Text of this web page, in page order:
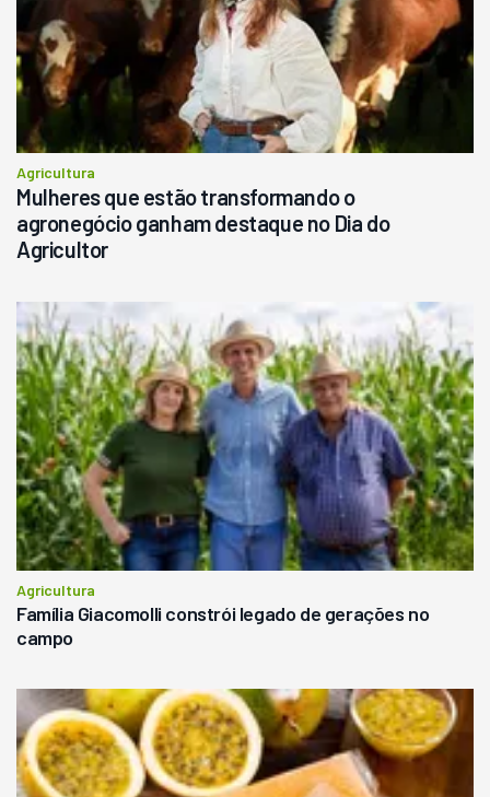
Agricultura
Mulheres que estão transformando o
agronegócio ganham destaque no Dia do
Agricultor
Agricultura
Família Giacomolli constrói legado de gerações no
campo